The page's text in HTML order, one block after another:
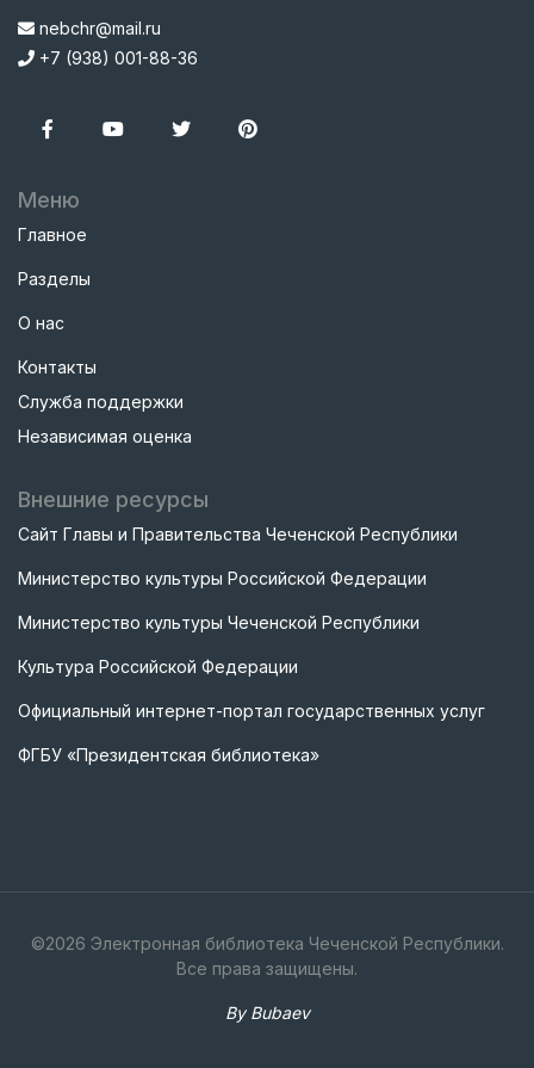
nebchr@mail.ru
+7 (938) 001-88-36
Меню
Главное
Разделы
О нас
Контакты
Служба поддержки
Независимая оценка
Внешние ресурсы
Сайт Главы и Правительства Чеченской Республики
Министерство культуры Российской Федерации
Министерство культуры Чеченской Республики
Культура Российской Федерации
Официальный интернет-портал государственных услуг
ФГБУ «Президентская библиотека»
©2026 Электронная библиотека Чеченской Республики.
Все права защищены.
By Bubaev